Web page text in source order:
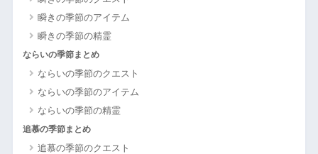
瞬きの季節のアイテム
瞬きの季節の精霊
ならいの季節まとめ
ならいの季節のクエスト
ならいの季節のアイテム
ならいの季節の精霊
追慕の季節まとめ
追慕の季節のクエスト